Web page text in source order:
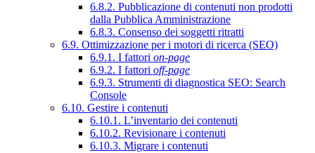
6.8.2. Pubblicazione di contenuti non prodotti
dalla Pubblica Amministrazione
6.8.3. Consenso dei soggetti ritratti
6.9. Ottimizzazione per i motori di ricerca (SEO)
6.9.1. I fattori on-page
6.9.2. I fattori off-page
6.9.3. Strumenti di diagnostica SEO: Search
Console
6.10. Gestire i contenuti
6.10.1. L’inventario dei contenuti
6.10.2. Revisionare i contenuti
6.10.3. Migrare i contenuti